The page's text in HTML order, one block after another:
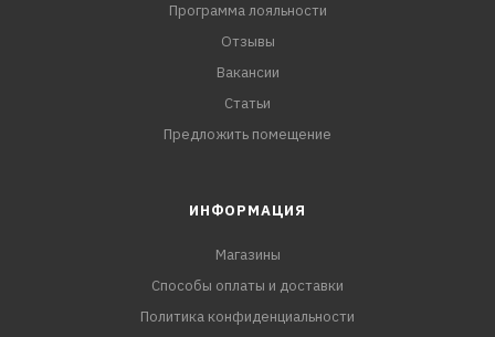
Программа лояльности
Отзывы
Вакансии
Статьи
Предложить помещение
ИНФОРМАЦИЯ
Магазины
Способы оплаты и доставки
Политика конфиденциальности